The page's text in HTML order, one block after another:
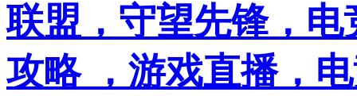
联盟，守望先锋，
攻略 ，游戏直播，